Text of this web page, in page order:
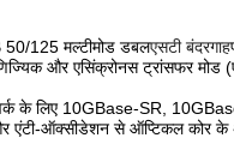
50/125 मल्टीमोड डबलएसटी बंदरगाह
और एसिंक्रोनस ट्रांसफर मोड
के लिए 10GBase-SR,
ऑक्सीडेशन से ऑप्टिकल कोर के